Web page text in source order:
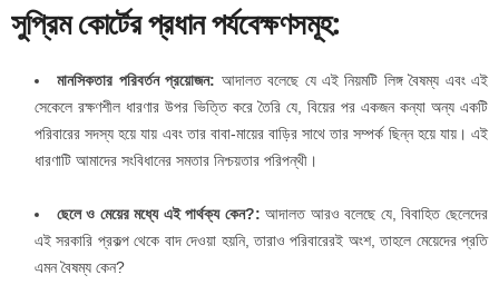
সুপ্রিম কোর্টের প্রধান পর্যবেক্ষণসমূহ:
মানসিকতার পরিবর্তন প্রয়োজন: আদালত বলেছে যে এই নিয়মটি লিঙ্গ বৈষম্য এবং এই
সেকেলে রক্ষণশীল ধারণার উপর ভিত্তি করে তৈরি যে, বিয়ের পর একজন কন্যা অন্য একটি
পরিবারের সদস্য হয়ে যায় এবং তার বাবা-মায়ের বাড়ির সাথে তার সম্পর্ক ছিন্ন হয়ে যায়। এই
ধারণাটি আমাদের সংবিধানের সমতার নিশ্চয়তার পরিপন্থী।
ছেলে ও মেয়ের মধ্যে এই পার্থক্য কেন?: আদালত আরও বলেছে যে, বিবাহিত ছেলেদের
এই সরকারি প্রকল্প থেকে বাদ দেওয়া হয়নি, তারাও পরিবারেরই অংশ, তাহলে মেয়েদের প্রতি
এমন বৈষম্য কেন?